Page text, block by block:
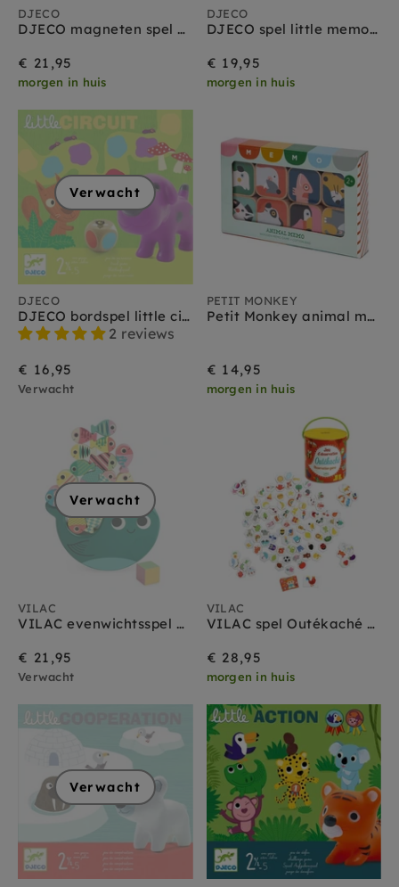
DJECO
DJECO magneten spel Geo Basic 2 jr+
€ 21,95
morgen in huis
DJECO
DJECO spel little memory 2jr+
€ 19,95
morgen in huis
Verwacht
DJECO
DJECO bordspel little circuit 2 jr+
2 reviews
€ 16,95
Verwacht
PETIT MONKEY
Petit Monkey animal memo 2 jr+
€ 14,95
morgen in huis
Verwacht
VILAC
VILAC evenwichtsspel Walvis 2 jr+
€ 21,95
Verwacht
VILAC
VILAC spel Outékaché 2 jr+
€ 28,95
morgen in huis
Verwacht